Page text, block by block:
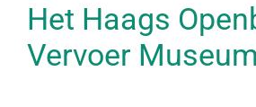
Het Haags
Vervoer Museum